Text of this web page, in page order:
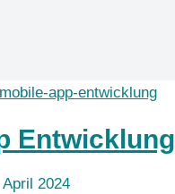
Entwicklung
2024